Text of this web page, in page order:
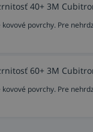
40+ 3M
povrchy. Pre
60+ 3M
povrchy. Pre